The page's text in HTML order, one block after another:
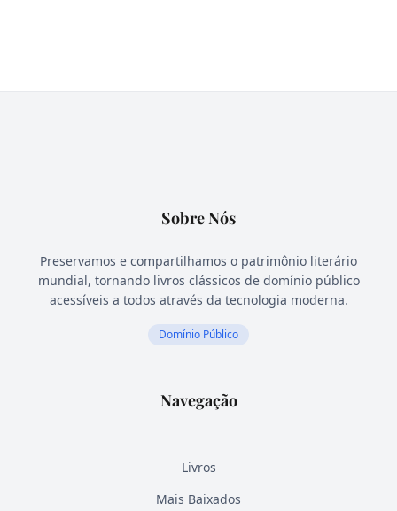
Sobre Nós
Preservamos e compartilhamos o patrimônio literário
mundial, tornando livros clássicos de domínio público
acessíveis a todos através da tecnologia moderna.
Domínio Público
Navegação
Livros
Mais Baixados